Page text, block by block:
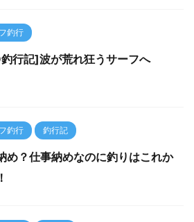
釣行
行記]波が荒れ狂うサーフへ
釣行 釣行記
め？仕事納めなのに釣りはこれか